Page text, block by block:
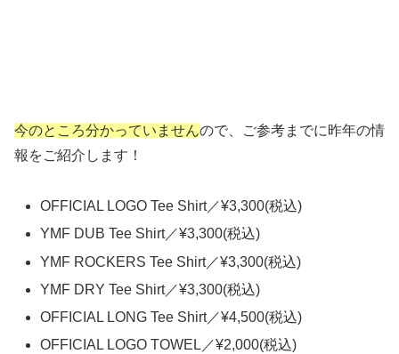
今のところ分かっていませんので、ご参考までに昨年の情
報をご紹介します！
OFFICIAL LOGO Tee Shirt／¥3,300(税込)
YMF DUB Tee Shirt／¥3,300(税込)
YMF ROCKERS Tee Shirt／¥3,300(税込)
YMF DRY Tee Shirt／¥3,300(税込)
OFFICIAL LONG Tee Shirt／¥4,500(税込)
OFFICIAL LOGO TOWEL／¥2,000(税込)